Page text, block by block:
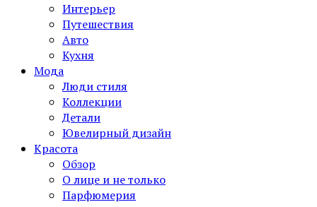
Интерьер
Путешествия
Авто
Кухня
Мода
Люди стиля
Коллекции
Детали
Ювелирный дизайн
Красота
Обзор
О лице и не только
Парфюмерия